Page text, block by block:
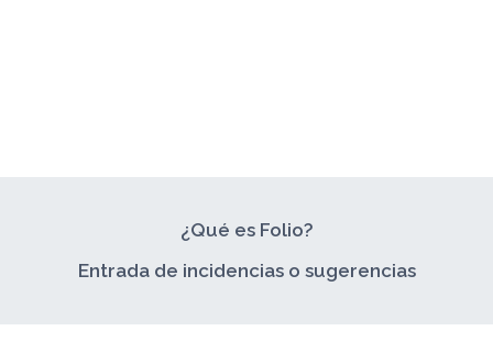
¿Qué es Folio?
Entrada de incidencias o sugerencias